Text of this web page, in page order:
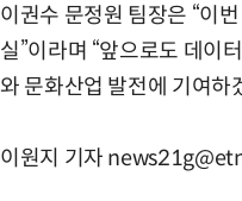
이권수 문정원 팀장은 “이
실”이라며 “앞으로도 데이
와 문화산업 발전에 기여하
이원지 기자